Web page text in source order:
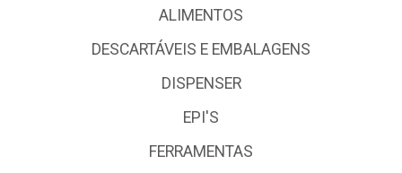
ALIMENTOS
DESCARTÁVEIS E EMBALAGENS
DISPENSER
EPI'S
FERRAMENTAS